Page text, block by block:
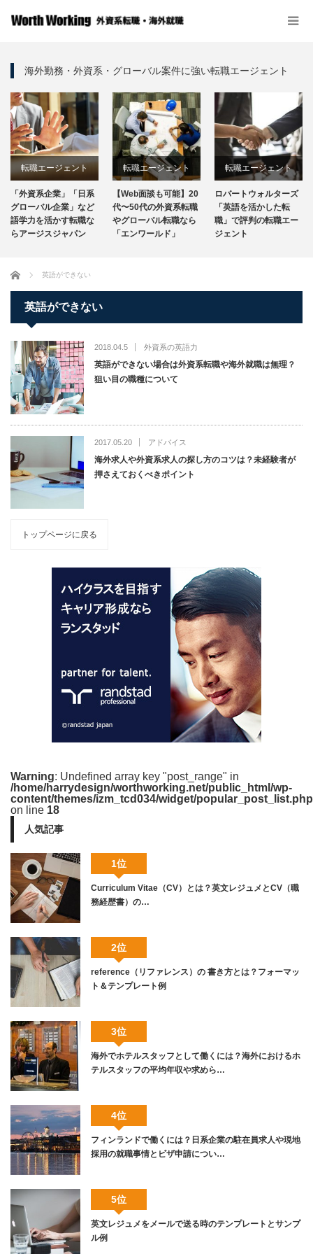
海外勤務・外資系・グローバル案件に強い転職エージェント
転職エージェント
「外資系企業」「日系
グローバル企業」など
語学力を活かす転職な
らアージスジャパン
転職エージェント
【Web面談も可能】20
代〜50代の外資系転職
やグローバル転職なら
「エンワールド」
転職エージェント
ロバートウォルターズ
「英語を活かした転
職」で評判の転職エー
ジェント
ホーム 英語ができない
英語ができない
2018.04.5 外資系の英語力
英語ができない場合は外資系転職や海外就職は無理？
狙い目の職種について
2017.05.20 アドバイス
海外求人や外資系求人の探し方のコツは？未経験者が
押さえておくべきポイント
トップページに戻る
Warning: Undefined array key "post_range" in
/home/harrydesign/worthworking.net/public_html/wp-
content/themes/izm_tcd034/widget/popular_post_list.php
on line 18
人気記事
1位
Curriculum Vitae（CV）とは？英文レジュメとCV（職
務経歴書）の…
2位
reference（リファレンス）の 書き方とは？フォーマッ
ト＆テンプレート例
3位
海外でホテルスタッフとして働くには？海外におけるホ
テルスタッフの平均年収や求めら…
4位
フィンランドで働くには？日系企業の駐在員求人や現地
採用の就職事情とビザ申請につい…
5位
英文レジュメをメールで送る時のテンプレートとサンプ
ル例